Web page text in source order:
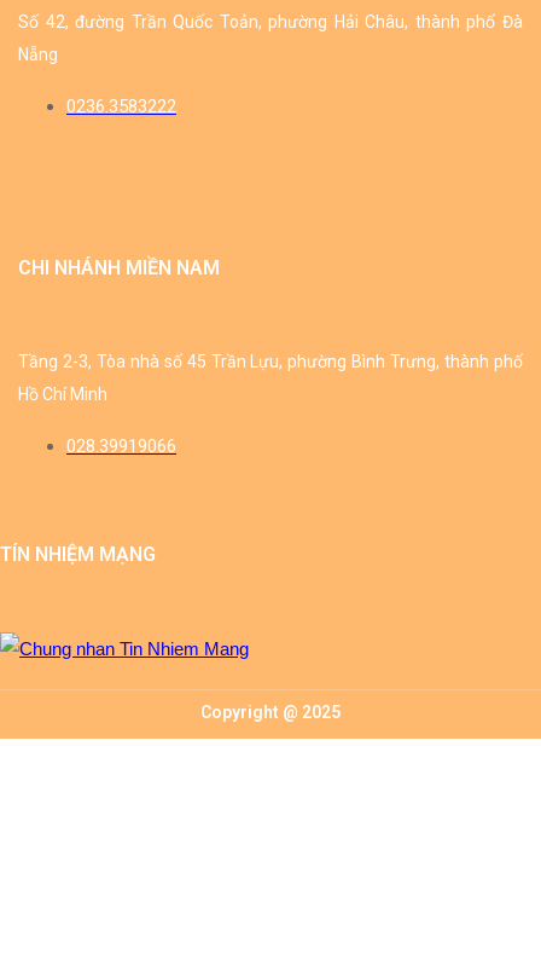
Số 42, đường Trần Quốc Toản, phường Hải Châu, thành phố Đà
Nẵng
0236.3583222
CHI NHÁNH MIỀN NAM
Tầng 2-3, Tòa nhà số 45 Trần Lựu, phường Bình Trưng, thành phố
Hồ Chí Minh
028.39919066
TÍN NHIỆM MẠNG
Copyright @ 2025